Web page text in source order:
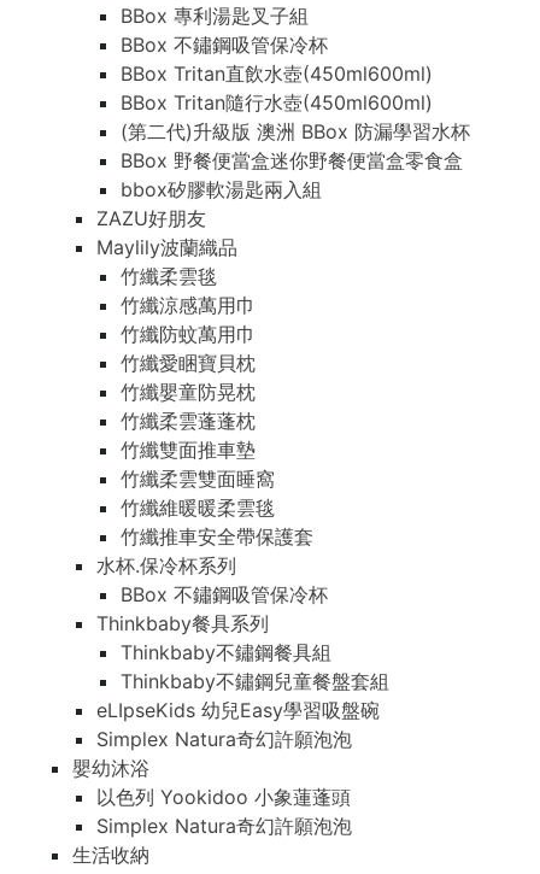
BBox 專利湯匙叉子組
BBox 不鏽鋼吸管保冷杯
BBox Tritan直飲水壺(450ml600ml)
BBox Tritan隨行水壺(450ml600ml)
(第二代)升級版 澳洲 BBox 防漏學習水杯
BBox 野餐便當盒迷你野餐便當盒零食盒
bbox矽膠軟湯匙兩入組
ZAZU好朋友
Maylily波蘭織品
竹纖柔雲毯
竹纖涼感萬用巾
竹纖防蚊萬用巾
竹纖愛睏寶貝枕
竹纖嬰童防晃枕
竹纖柔雲蓬蓬枕
竹纖雙面推車墊
竹纖柔雲雙面睡窩
竹纖維暖暖柔雲毯
竹纖推車安全帶保護套
水杯.保冷杯系列
BBox 不鏽鋼吸管保冷杯
Thinkbaby餐具系列
Thinkbaby不鏽鋼餐具組
Thinkbaby不鏽鋼兒童餐盤套組
eLIpseKids 幼兒Easy學習吸盤碗
Simplex Natura奇幻許願泡泡
嬰幼沐浴
以色列 Yookidoo 小象蓮蓬頭
Simplex Natura奇幻許願泡泡
生活收納